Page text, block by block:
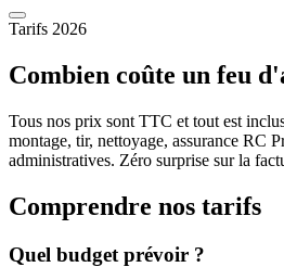
Tarifs 2026
Combien coûte un feu
Tous nos prix sont TTC et tout est
montage, tir, nettoyage, assurance RC
administratives. Zéro surprise sur la
Comprendre nos tarifs
Quel budget prévoir ?